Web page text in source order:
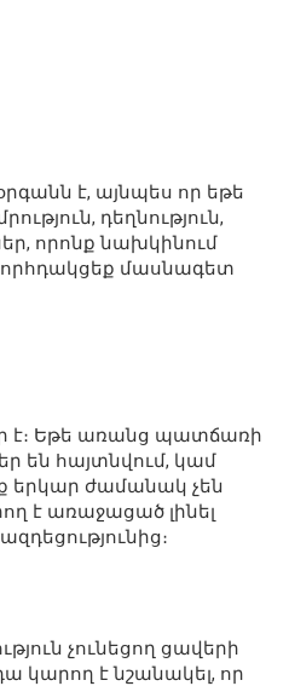
է, այնպես որ եթե
դեղնություն,
որոնք նախկինում
մասնագետ
է։ Եթե առանց պատճառի
են հայտնվում, կամ
երկար ժամանակ չեն
է առաջացած լինել
չունեցող ցավերի
կարող է նշանակել, որ